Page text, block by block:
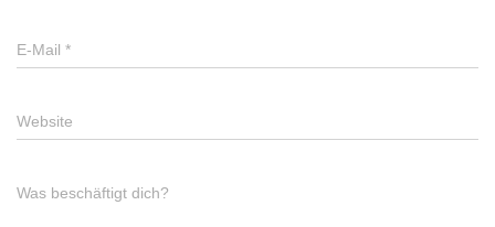
E-Mail *
Website
Was beschäftigt dich?